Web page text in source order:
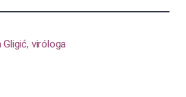
Gligić, viróloga